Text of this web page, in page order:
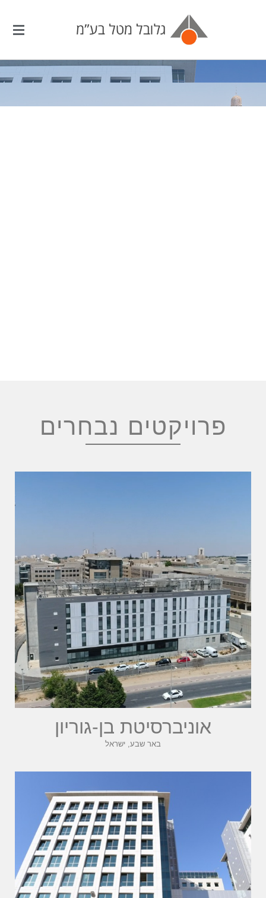
Side Menu
פרויקטים נבחרים
אוניברסיטת בן-גוריון
באר שבע, ישראל